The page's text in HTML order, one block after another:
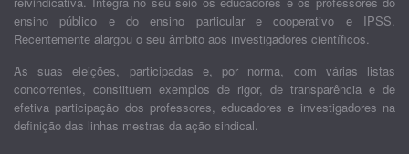
ensino público e do ensino particular e cooperativo e IPSS.
Recentemente alargou o seu âmbito aos investigadores científicos.
As suas eleições, participadas e, por norma, com várias listas
concorrentes, constituem exemplos de rigor, de transparência e de
efetiva participação dos professores, educadores e investigadores na
definição das linhas mestras da ação sindical.